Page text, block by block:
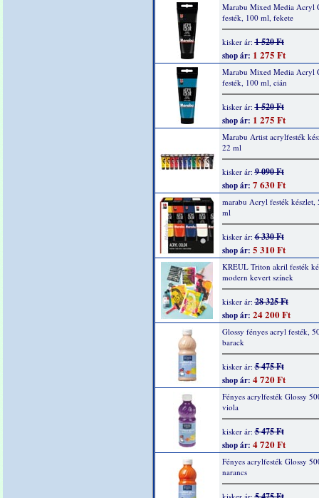
Marabu Mixed Media Acryl
festék, 100 ml, fekete
kisker ár:1 520 Ft
shop ár: 1 275 Ft
Marabu Mixed Media Acryl
festék, 100 ml, cián
kisker ár:1 520 Ft
shop ár: 1 275 Ft
Marabu Artist acrylfesték
22 ml
kisker ár:9 090 Ft
shop ár: 7 630 Ft
marabu Acryl festék készlet,
ml
kisker ár:6 330 Ft
shop ár: 5 310 Ft
KREUL Triton akril festék
modern kevert színek
kisker ár:28 325 Ft
shop ár: 24 200 Ft
Glossy fényes acryl festék,
barack
kisker ár:5 475 Ft
shop ár: 4 720 Ft
Fényes acrylfesték Glossy
viola
kisker ár:5 475 Ft
shop ár: 4 720 Ft
Fényes acrylfesték Glossy
narancs